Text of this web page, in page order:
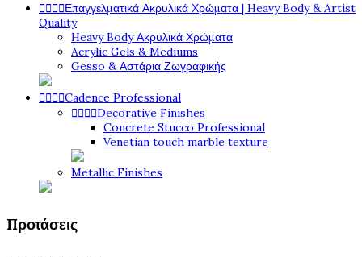
Επαγγελματικά Ακρυλικά Χρώματα | Heavy Body & Artist
Quality
Heavy Body Ακρυλικά Χρώματα
Acrylic Gels & Mediums
Gesso & Αστάρια Ζωγραφικής
Cadence Professional
Decorative Finishes
Concrete Stucco Professional
Venetian touch marble texture
Metallic Finishes
Προτάσεις